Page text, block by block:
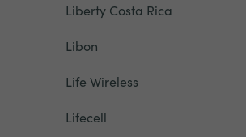
Liberty Costa Rica
Libon
Life Wireless
Lifecell